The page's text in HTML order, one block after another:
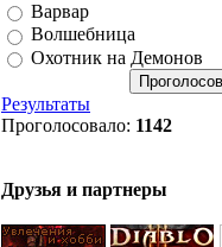
Варвар
Волшебница
Охотник на Демонов
Результаты
Проголосовало: 1142
Друзья и партнеры